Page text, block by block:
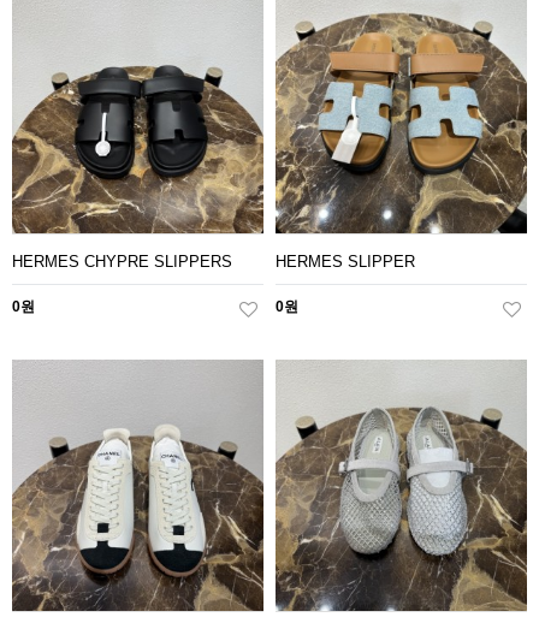
HERMES CHYPRE SLIPPERS
0원
HERMES SLIPPER
0원